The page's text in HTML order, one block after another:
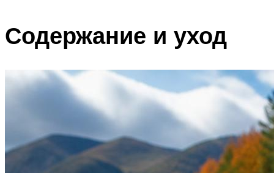
Содержание и уход